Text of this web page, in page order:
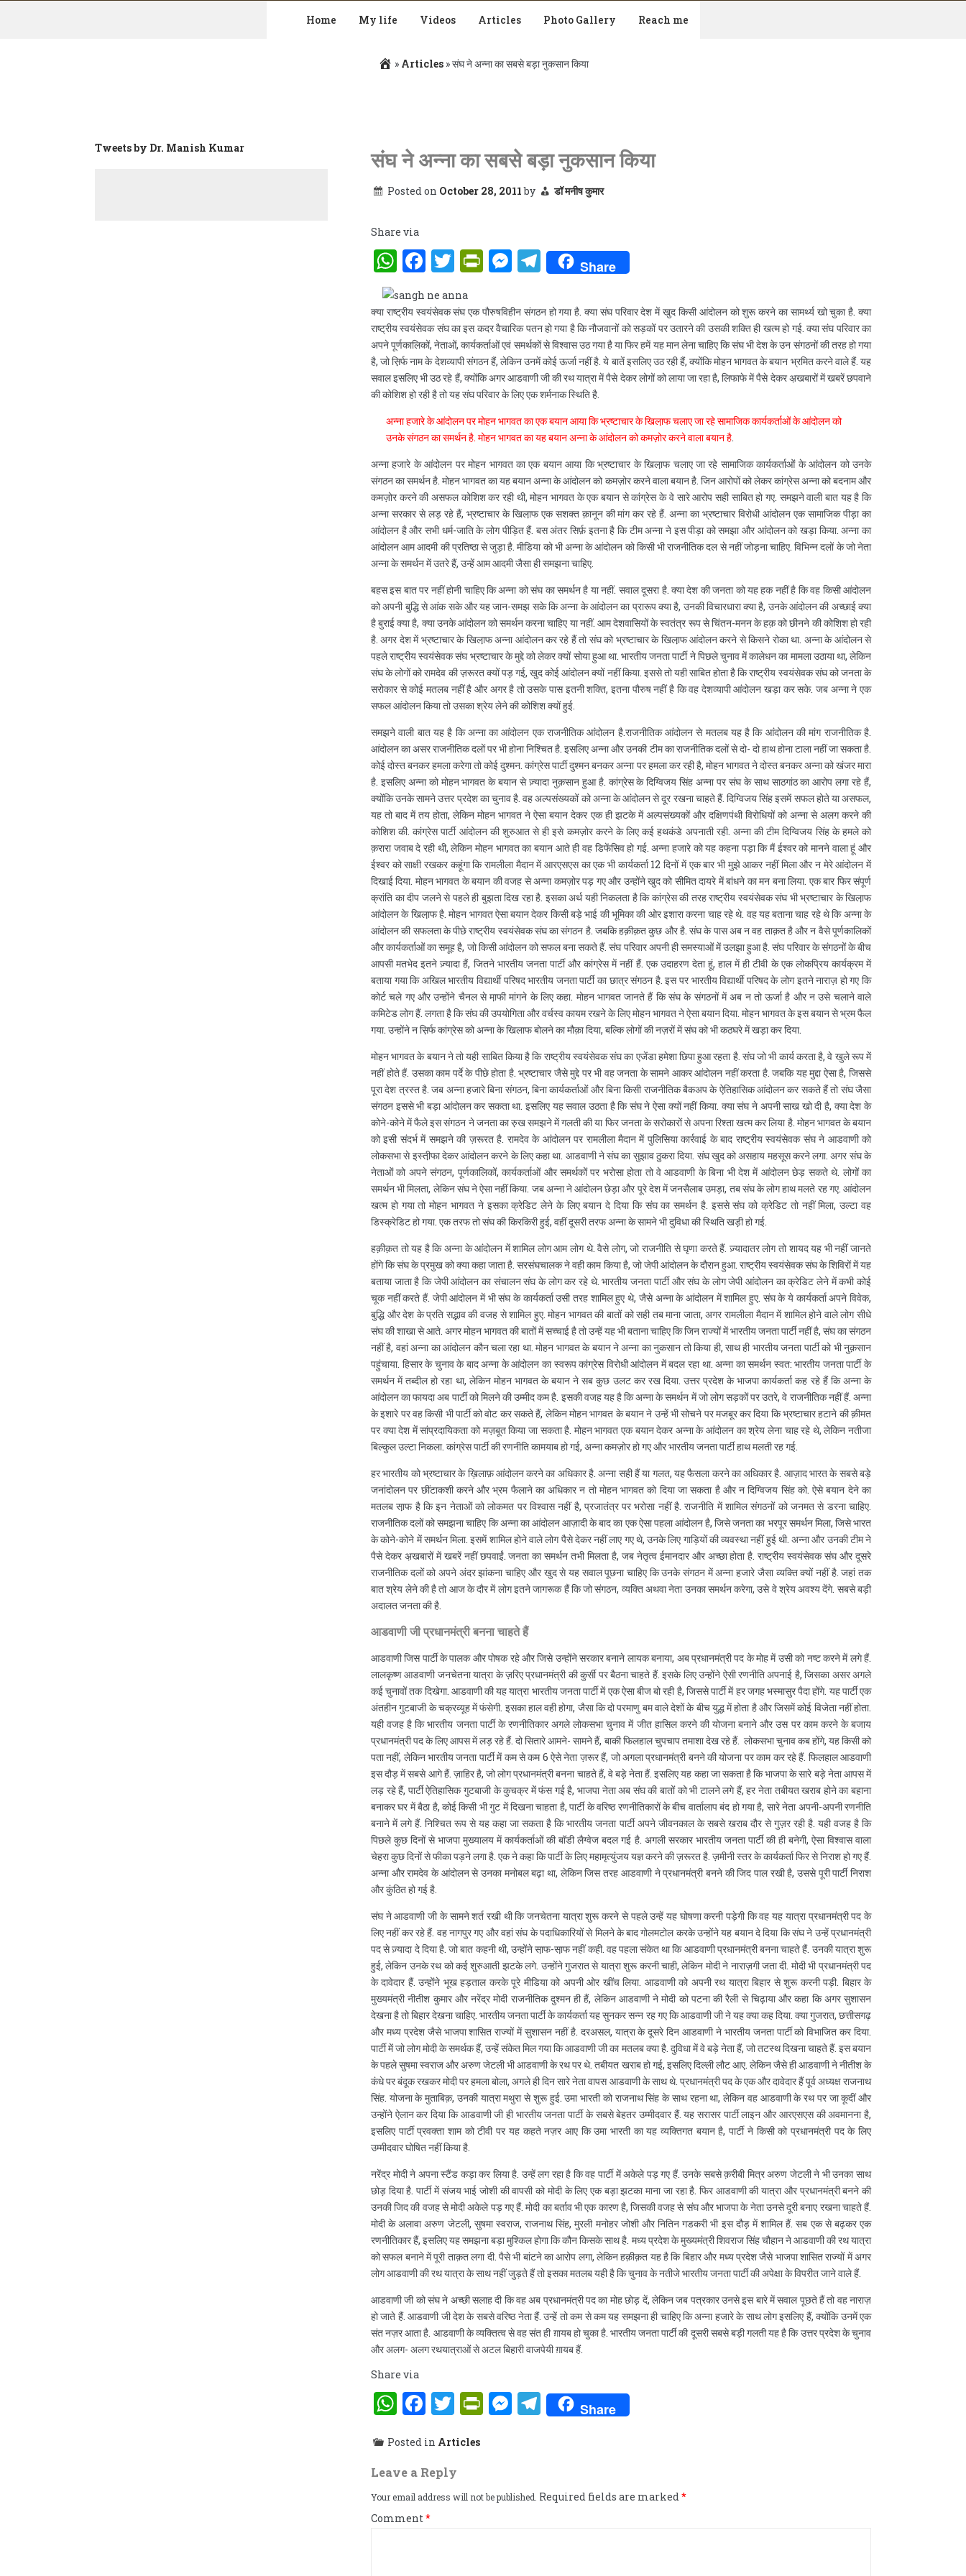
Home My life Videos Articles Photo Gallery Reach me
» Articles»संघ ने अन्ना का सबसे बड़ा नुकसान किया
संघ ने अन्ना का सबसे बड़ा नुकसान किया
Posted on October 28, 2011by डॉ मनीष कुमार
Share via
WhatsApp
Facebook
Twitter
PrintFriendly
Messenger
Telegram
Share
क्या राष्ट्रीय स्वयंसेवक संघ एक पौरुषविहीन संगठन हो गया है. क्या संघ परिवार देश में खुद किसी आंदोलन को शुरू करने का सामर्थ्य खो चुका है. क्या
राष्ट्रीय स्वयंसेवक संघ का इस कदर वैचारिक पतन हो गया है कि नौजवानों को सड़कों पर उतारने की उसकी शक्ति ही खत्म हो गई. क्या संघ परिवार का
अपने पूर्णकालिकों, नेताओं, कार्यकर्ताओं एवं समर्थकों से विश्वास उठ गया है या फिर हमें यह मान लेना चाहिए कि संघ भी देश के उन संगठनों की तरह हो गया
है, जो स़िर्फ नाम के देशव्यापी संगठन हैं, लेकिन उनमें कोई ऊर्जा नहीं है. ये बातें इसलिए उठ रही हैं, क्योंकि मोहन भागवत के बयान भ्रमित करने वाले हैं. यह
सवाल इसलिए भी उठ रहे हैं, क्योंकि अगर आडवाणी जी की रथ यात्रा में पैसे देकर लोगों को लाया जा रहा है, लिफाफे में पैसे देकर अ़खबारों में खबरें छपवाने
की कोशिश हो रही है तो यह संघ परिवार के लिए एक शर्मनाक स्थिति है.
अन्ना हजारे के आंदोलन पर मोहन भागवत का एक बयान आया कि भ्रष्टाचार के खिला़फ चलाए जा रहे सामाजिक कार्यकर्ताओं के आंदोलन को
उनके संगठन का समर्थन है. मोहन भागवत का यह बयान अन्ना के आंदोलन को कमज़ोर करने वाला बयान है.
अन्ना हजारे के आंदोलन पर मोहन भागवत का एक बयान आया कि भ्रष्टाचार के खिला़फ चलाए जा रहे सामाजिक कार्यकर्ताओं के आंदोलन को उनके
संगठन का समर्थन है. मोहन भागवत का यह बयान अन्ना के आंदोलन को कमज़ोर करने वाला बयान है. जिन आरोपों को लेकर कांग्रेस अन्ना को बदनाम और
कमज़ोर करने की असफल कोशिश कर रही थी, मोहन भागवत के एक बयान से कांग्रेस के वे सारे आरोप सही साबित हो गए. समझने वाली बात यह है कि
अन्ना सरकार से लड़ रहे हैं, भ्रष्टाचार के खिला़फ एक सशक्त क़ानून की मांग कर रहे हैं. अन्ना का भ्रष्टाचार विरोधी आंदोलन एक सामाजिक पीड़ा का
आंदोलन है और सभी धर्म-जाति के लोग पीड़ित हैं. बस अंतर सिर्फ़ इतना है कि टीम अन्ना ने इस पीड़ा को समझा और आंदोलन को खड़ा किया. अन्ना का
आंदोलन आम आदमी की प्रतिष्ठा से जुड़ा है. मीडिया को भी अन्ना के आंदोलन को किसी भी राजनीतिक दल से नहीं जोड़ना चाहिए. विभिन्न दलों के जो नेता
अन्ना के समर्थन में उतरे हैं, उन्हें आम आदमी जैसा ही समझना चाहिए.
बहस इस बात पर नहीं होनी चाहिए कि अन्ना को संघ का समर्थन है या नहीं. सवाल दूसरा है. क्या देश की जनता को यह हक नहीं है कि वह किसी आंदोलन
को अपनी बुद्धि से आंक सके और यह जान-समझ सके कि अन्ना के आंदोलन का प्रारूप क्या है, उनकी विचारधारा क्या है, उनके आंदोलन की अच्छाई क्या
है बुराई क्या है, क्या उनके आंदोलन को समर्थन करना चाहिए या नहीं. आम देशवासियों के स्वतंत्र रूप से चिंतन-मनन के हक़ को छीनने की कोशिश हो रही
है. अगर देश में भ्रष्टाचार के खिला़फ अन्ना आंदोलन कर रहे हैं तो संघ को भ्रष्टाचार के खिला़फ आंदोलन करने से किसने रोका था. अन्ना के आंदोलन से
पहले राष्ट्रीय स्वयंसेवक संघ भ्रष्टाचार के मुद्दे को लेकर क्यों सोया हुआ था. भारतीय जनता पार्टी ने पिछले चुनाव में कालेधन का मामला उठाया था, लेकिन
संघ के लोगों को रामदेव की ज़रूरत क्यों पड़ गई, खुद कोई आंदोलन क्यों नहीं किया. इससे तो यही साबित होता है कि राष्ट्रीय स्वयंसेवक संघ को जनता के
सरोकार से कोई मतलब नहीं है और अगर है तो उसके पास इतनी शक्ति, इतना पौरुष नहीं है कि वह देशव्यापी आंदोलन खड़ा कर सके. जब अन्ना ने एक
सफल आंदोलन किया तो उसका श्रेय लेने की कोशिश क्यों हुई.
समझने वाली बात यह है कि अन्ना का आंदोलन एक राजनीतिक आंदोलन है.राजनीतिक आंदोलन से मतलब यह है कि आंदोलन की मांग राजनीतिक है.
आंदोलन का असर राजनीतिक दलों पर भी होना निश्चित है. इसलिए अन्ना और उनकी टीम का राजनीतिक दलों से दो- दो हाथ होना टाला नहीं जा सकता है.
कोई दोस्त बनकर हमला करेगा तो कोई दुश्मन. कांग्रेस पार्टी दुश्मन बनकर अन्ना पर हमला कर रही है, मोहन भागवत ने दोस्त बनकर अन्ना को खंजर मारा
है. इसलिए अन्ना को मोहन भागवत के बयान से ज़्यादा नुक़सान हुआ है. कांग्रेस के दिग्विजय सिंह अन्ना पर संघ के साथ साठगांठ का आरोप लगा रहे हैं,
क्योंकि उनके सामने उत्तर प्रदेश का चुनाव है. वह अल्पसंख्यकों को अन्ना के आंदोलन से दूर रखना चाहते हैं. दिग्विजय सिंह इसमें सफल होते या असफल,
यह तो बाद में तय होता, लेकिन मोहन भागवत ने ऐसा बयान देकर एक ही झटके में अल्पसंख्यकों और दक्षिणपंथी विरोधियों को अन्ना से अलग करने की
कोशिश की. कांग्रेस पार्टी आंदोलन की शुरुआत से ही इसे कमज़ोर करने के लिए कई हथकंडे अपनाती रही. अन्ना की टीम दिग्विजय सिंह के हमले को
क़रारा जवाब दे रही थी, लेकिन मोहन भागवत का बयान आते ही वह डिफेंसिव हो गई. अन्ना हजारे को यह कहना पड़ा कि मैं ईश्वर को मानने वाला हूं और
ईश्वर को साक्षी रखकर कहूंगा कि रामलीला मैदान में आरएसएस का एक भी कार्यकर्ता 12 दिनों में एक बार भी मुझे आकर नहीं मिला और न मेरे आंदोलन में
दिखाई दिया. मोहन भागवत के बयान की वजह से अन्ना कमज़ोर पड़ गए और उन्होंने खुद को सीमित दायरे में बांधने का मन बना लिया. एक बार फिर संपूर्ण
क्रांति का दीप जलने से पहले ही बुझता दिख रहा है. इसका अर्थ यही निकलता है कि कांग्रेस की तरह राष्ट्रीय स्वयंसेवक संघ भी भ्रष्टाचार के खिला़फ
आंदोलन के खिला़फ है. मोहन भागवत ऐसा बयान देकर किसी बड़े भाई की भूमिका की ओर इशारा करना चाह रहे थे. वह यह बताना चाह रहे थे कि अन्ना के
आंदोलन की सफलता के पीछे राष्ट्रीय स्वयंसेवक संघ का संगठन है. जबकि हक़ीक़त कुछ और है. संघ के पास अब न वह ताक़त है और न वैसे पूर्णकालिकों
और कार्यकर्ताओं का समूह है, जो किसी आंदोलन को सफल बना सकते हैं. संघ परिवार अपनी ही समस्याओं में उलझा हुआ है. संघ परिवार के संगठनों के बीच
आपसी मतभेद इतने ज़्यादा हैं, जितने भारतीय जनता पार्टी और कांग्रेस में नहीं हैं. एक उदाहरण देता हूं, हाल में ही टीवी के एक लोकप्रिय कार्यक्रम में
बताया गया कि अखिल भारतीय विद्यार्थी परिषद भारतीय जनता पार्टी का छात्र संगठन है. इस पर भारतीय विद्यार्थी परिषद के लोग इतने नाराज़ हो गए कि
कोर्ट चले गए और उन्होंने चैनल से मा़फी मांगने के लिए कहा. मोहन भागवत जानते हैं कि संघ के संगठनों में अब न तो ऊर्जा है और न उसे चलाने वाले
कमिटेड लोग हैं. लगता है कि संघ की उपयोगिता और वर्चस्व कायम रखने के लिए मोहन भागवत ने ऐसा बयान दिया. मोहन भागवत के इस बयान से भ्रम फैल
गया. उन्होंने न स़िर्फ कांग्रेस को अन्ना के खिलाफ बोलने का मौक़ा दिया, बल्कि लोगों की नज़रों में संघ को भी कठघरे में खड़ा कर दिया.
मोहन भागवत के बयान ने तो यही साबित किया है कि राष्ट्रीय स्वयंसेवक संघ का एजेंडा हमेशा छिपा हुआ रहता है. संघ जो भी कार्य करता है, वे खुले रूप में
नहीं होते हैं. उसका काम पर्दे के पीछे होता है. भ्रष्टाचार जैसे मुद्दे पर भी वह जनता के सामने आकर आंदोलन नहीं करता है. जबकि यह मुद्दा ऐसा है, जिससे
पूरा देश त्रस्त है. जब अन्ना हजारे बिना संगठन, बिना कार्यकर्ताओं और बिना किसी राजनीतिक बैकअप के ऐतिहासिक आंदोलन कर सकते हैं तो संघ जैसा
संगठन इससे भी बड़ा आंदोलन कर सकता था. इसलिए यह सवाल उठता है कि संघ ने ऐसा क्यों नहीं किया. क्या संघ ने अपनी साख खो दी है, क्या देश के
कोने-कोने में फैले इस संगठन ने जनता का रु़ख समझने में गलती की या फिर जनता के सरोकारों से अपना रिश्ता खत्म कर लिया है. मोहन भागवत के बयान
को इसी संदर्भ में समझने की ज़रूरत है. रामदेव के आंदोलन पर रामलीला मैदान में पुलिसिया कार्रवाई के बाद राष्ट्रीय स्वयंसेवक संघ ने आडवाणी को
लोकसभा से इस्ती़फा देकर आंदोलन करने के लिए कहा था. आडवाणी ने संघ का सुझाव ठुकरा दिया. संघ खुद को असहाय महसूस करने लगा. अगर संघ के
नेताओं को अपने संगठन, पूर्णकालिकों, कार्यकर्ताओं और समर्थकों पर भरोसा होता तो वे आडवाणी के बिना भी देश में आंदोलन छेड़ सकते थे. लोगों का
समर्थन भी मिलता, लेकिन संघ ने ऐसा नहीं किया. जब अन्ना ने आंदोलन छेड़ा और पूरे देश में जनसैलाब उमड़ा, तब संघ के लोग हाथ मलते रह गए. आंदोलन
खत्म हो गया तो मोहन भागवत ने इसका क्रेडिट लेने के लिए बयान दे दिया कि संघ का समर्थन है. इससे संघ को क्रेडिट तो नहीं मिला, उल्टा वह
डिस्क्रेडिट हो गया. एक तरफ तो संघ की किरकिरी हुई, वहीं दूसरी तरफ अन्ना के सामने भी दुविधा की स्थिति खड़ी हो गई.
हक़ीक़त तो यह है कि अन्ना के आंदोलन में शामिल लोग आम लोग थे. वैसे लोग, जो राजनीति से घृणा करते हैं. ज़्यादातर लोग तो शायद यह भी नहीं जानते
होंगे कि संघ के प्रमुख को क्या कहा जाता है. सरसंघचालक ने वही काम किया है, जो जेपी आंदोलन के दौरान हुआ. राष्ट्रीय स्वयंसेवक संघ के शिविरों में यह
बताया जाता है कि जेपी आंदोलन का संचालन संघ के लोग कर रहे थे. भारतीय जनता पार्टी और संघ के लोग जेपी आंदोलन का क्रेडिट लेने में कभी कोई
चूक नहीं करते हैं. जेपी आंदोलन में भी संघ के कार्यकर्ता उसी तरह शामिल हुए थे, जैसे अन्ना के आंदोलन में शामिल हुए. संघ के ये कार्यकर्ता अपने विवेक,
बुद्धि और देश के प्रति सद्भाव की वजह से शामिल हुए. मोहन भागवत की बातों को सही तब माना जाता, अगर रामलीला मैदान में शामिल होने वाले लोग सीधे
संघ की शाखा से आते. अगर मोहन भागवत की बातों में सच्चाई है तो उन्हें यह भी बताना चाहिए कि जिन राज्यों में भारतीय जनता पार्टी नहीं है, संघ का संगठन
नहीं है, वहां अन्ना का आंदोलन कौन चला रहा था. मोहन भागवत के बयान ने अन्ना का नुकसान तो किया ही, साथ ही भारतीय जनता पार्टी को भी नुक़सान
पहुंचाया. हिसार के चुनाव के बाद अन्ना के आंदोलन का स्वरूप कांग्रेस विरोधी आंदोलन में बदल रहा था. अन्ना का समर्थन स्वत: भारतीय जनता पार्टी के
समर्थन में तब्दील हो रहा था, लेकिन मोहन भागवत के बयान ने सब कुछ उलट कर रख दिया. उत्तर प्रदेश के भाजपा कार्यकर्ता कह रहे हैं कि अन्ना के
आंदोलन का फायदा अब पार्टी को मिलने की उम्मीद कम है. इसकी वजह यह है कि अन्ना के समर्थन में जो लोग सड़कों पर उतरे, वे राजनीतिक नहीं हैं. अन्ना
के इशारे पर वह किसी भी पार्टी को वोट कर सकते हैं, लेकिन मोहन भागवत के बयान ने उन्हें भी सोचने पर मजबूर कर दिया कि भ्रष्टाचार हटाने की क़ीमत
पर क्या देश में सांप्रदायिकता को मज़बूत किया जा सकता है. मोहन भागवत एक बयान देकर अन्ना के आंदोलन का श्रेय लेना चाह रहे थे, लेकिन नतीजा
बिल्कुल उल्टा निकला. कांग्रेस पार्टी की रणनीति कामयाब हो गई, अन्ना कमज़ोर हो गए और भारतीय जनता पार्टी हाथ मलती रह गई.
हर भारतीय को भ्रष्टाचार के ख़िलाफ़ आंदोलन करने का अधिकार है. अन्ना सही हैं या गलत, यह फैसला करने का अधिकार है. आज़ाद भारत के सबसे बड़े
जनांदोलन पर छींटाकशी करने और भ्रम फैलाने का अधिकार न तो मोहन भागवत को दिया जा सकता है और न दिग्विजय सिंह को. ऐसे बयान देने का
मतलब सा़फ है कि इन नेताओं को लोकमत पर विश्वास नहीं है, प्रजातंत्र पर भरोसा नहीं है. राजनीति में शामिल संगठनों को जनमत से डरना चाहिए.
राजनीतिक दलों को समझना चाहिए कि अन्ना का आंदोलन आज़ादी के बाद का एक ऐसा पहला आंदोलन है, जिसे जनता का भरपूर समर्थन मिला, जिसे भारत
के कोने-कोने में समर्थन मिला. इसमें शामिल होने वाले लोग पैसे देकर नहीं लाए गए थे, उनके लिए गाड़ियों की व्यवस्था नहीं हुई थी. अन्ना और उनकी टीम ने
पैसे देकर अ़खबारों में खबरें नहीं छपवाईं. जनता का समर्थन तभी मिलता है, जब नेतृत्व ईमानदार और अच्छा होता है. राष्ट्रीय स्वयंसेवक संघ और दूसरे
राजनीतिक दलों को अपने अंदर झांकना चाहिए और खुद से यह सवाल पूछना चाहिए कि उनके संगठन में अन्ना हजारे जैसा व्यक्ति क्यों नहीं है. जहां तक
बात श्रेय लेने की है तो आज के दौर में लोग इतने जागरूक हैं कि जो संगठन, व्यक्ति अथवा नेता उनका समर्थन करेगा, उसे वे श्रेय अवश्य देंगे. सबसे बड़ी
अदालत जनता की है.
आडवाणी जी प्रधानमंत्री बनना चाहते हैं
आडवाणी जिस पार्टी के पालक और पोषक रहे और जिसे उन्होंने सरकार बनाने लायक बनाया, अब प्रधानमंत्री पद के मोह में उसी को नष्ट करने में लगे हैं.
लालकृष्ण आडवाणी जनचेतना यात्रा के ज़रिए प्रधानमंत्री की कुर्सी पर बैठना चाहते हैं. इसके लिए उन्होंने ऐसी रणनीति अपनाई है, जिसका असर अगले
कई चुनावों तक दिखेगा. आडवाणी की यह यात्रा भारतीय जनता पार्टी में एक ऐसा बीज बो रही है, जिससे पार्टी में हर जगह भस्मासुर पैदा होंगे. यह पार्टी एक
अंतहीन गुटबाजी के चक्रव्यूह में फंसेगी. इसका हाल वही होगा, जैसा कि दो परमाणु बम वाले देशों के बीच युद्ध में होता है और जिसमें कोई विजेता नहीं होता.
यही वजह है कि भारतीय जनता पार्टी के रणनीतिकार अगले लोकसभा चुनाव में जीत हासिल करने की योजना बनाने और उस पर काम करने के बजाय
प्रधानमंत्री पद के लिए आपस में लड़ रहे हैं. दो सितारे आमने- सामने हैं, बाकी फिलहाल चुपचाप तमाशा देख रहे हैं. लोकसभा चुनाव कब होंगे, यह किसी को
पता नहीं, लेकिन भारतीय जनता पार्टी में कम से कम 6 ऐसे नेता ज़रूर हैं, जो अगला प्रधानमंत्री बनने की योजना पर काम कर रहे हैं. फिलहाल आडवाणी
इस दौड़ में सबसे आगे हैं. ज़ाहिर है, जो लोग प्रधानमंत्री बनना चाहते हैं, वे बड़े नेता हैं. इसलिए यह कहा जा सकता है कि भाजपा के सारे बड़े नेता आपस में
लड़ रहे हैं, पार्टी ऐतिहासिक गुटबाजी के कुचक्र में फंस गई है, भाजपा नेता अब संघ की बातों को भी टालने लगे हैं, हर नेता तबीयत खराब होने का बहाना
बनाकर घर में बैठा है, कोई किसी भी गुट में दिखना चाहता है, पार्टी के वरिष्ठ रणनीतिकारों के बीच वार्तालाप बंद हो गया है, सारे नेता अपनी-अपनी रणनीति
बनाने में लगे हैं. निश्चित रूप से यह कहा जा सकता है कि भारतीय जनता पार्टी अपने जीवनकाल के सबसे खराब दौर से गुज़र रही है. यही वजह है कि
पिछले कुछ दिनों से भाजपा मुख्यालय में कार्यकर्ताओं की बॉडी लैग्वेज बदल गई है. अगली सरकार भारतीय जनता पार्टी की ही बनेगी, ऐसा विश्वास वाला
चेहरा कुछ दिनों से फीका पड़ने लगा है. एक ने कहा कि पार्टी के लिए महामृत्युंजय यज्ञ करने की ज़रूरत है. ज़मीनी स्तर के कार्यकर्ता फिर से निराश हो गए हैं.
अन्ना और रामदेव के आंदोलन से उनका मनोबल बढ़ा था, लेकिन जिस तरह आडवाणी ने प्रधानमंत्री बनने की जिद पाल रखी है, उससे पूरी पार्टी निराश
और कुंठित हो गई है.
संघ ने आडवाणी जी के सामने शर्त रखी थी कि जनचेतना यात्रा शुरू करने से पहले उन्हें यह घोषणा करनी पड़ेगी कि वह यह यात्रा प्रधानमंत्री पद के
लिए नहीं कर रहे हैं. वह नागपुर गए और वहां संघ के पदाधिकारियों से मिलने के बाद गोलमटोल करके उन्होंने यह बयान दे दिया कि संघ ने उन्हें प्रधानमंत्री
पद से ज़्यादा दे दिया है. जो बात कहनी थी, उन्होंने सा़फ-सा़फ नहीं कही. वह पहला संकेत था कि आडवाणी प्रधानमंत्री बनना चाहते हैं. उनकी यात्रा शुरू
हुई, लेकिन उनके रथ को कई शुरुआती झटके लगे. उन्होंने गुजरात से यात्रा शुरू करनी चाही, लेकिन मोदी ने नाराज़गी जता दी. मोदी भी प्रधानमंत्री पद
के दावेदार हैं. उन्होंने भूख हड़ताल करके पूरे मीडिया को अपनी ओर खींच लिया. आडवाणी को अपनी रथ यात्रा बिहार से शुरू करनी पड़ी. बिहार के
मुख्यमंत्री नीतीश कुमार और नरेंद्र मोदी राजनीतिक दुश्मन ही हैं, लेकिन आडवाणी ने मोदी को पटना की रैली से चिढ़ाया और कहा कि अगर सुशासन
देखना है तो बिहार देखना चाहिए. भारतीय जनता पार्टी के कार्यकर्ता यह सुनकर सन्न रह गए कि आडवाणी जी ने यह क्या कह दिया. क्या गुजरात, छत्तीसगढ़
और मध्य प्रदेश जैसे भाजपा शासित राज्यों में सुशासन नहीं है. दरअसल, यात्रा के दूसरे दिन आडवाणी ने भारतीय जनता पार्टी को विभाजित कर दिया.
पार्टी में जो लोग मोदी के समर्थक हैं, उन्हें संकेत मिल गया कि आडवाणी जी का मतलब क्या है. दुविधा में वे बड़े नेता हैं, जो तटस्थ दिखना चाहते हैं. इस बयान
के पहले सुषमा स्वराज और अरुण जेटली भी आडवाणी के रथ पर थे. तबीयत खराब हो गई, इसलिए दिल्ली लौट आए. लेकिन जैसे ही आडवाणी ने नीतीश के
कंधे पर बंदूक रखकर मोदी पर हमला बोला, अगले ही दिन सारे नेता वापस आडवाणी के साथ थे. प्रधानमंत्री पद के एक और दावेदार हैं पूर्व अध्यक्ष राजनाथ
सिंह. योजना के मुताबिक़, उनकी यात्रा मथुरा से शुरू हुई. उमा भारती को राजनाथ सिंह के साथ रहना था, लेकिन वह आडवाणी के रथ पर जा कूदीं और
उन्होंने ऐलान कर दिया कि आडवाणी जी ही भारतीय जनता पार्टी के सबसे बेहतर उम्मीदवार हैं. यह सरासर पार्टी लाइन और आरएसएस की अवमानना है,
इसलिए पार्टी प्रवक्ता शाम को टीवी पर यह कहते नज़र आए कि उमा भारती का यह व्यक्तिगत बयान है, पार्टी ने किसी को प्रधानमंत्री पद के लिए
उम्मीदवार घोषित नहीं किया है.
नरेंद्र मोदी ने अपना स्टैंड कड़ा कर लिया है. उन्हें लग रहा है कि वह पार्टी में अकेले पड़ गए हैं. उनके सबसे क़रीबी मित्र अरुण जेटली ने भी उनका साथ
छोड़ दिया है. पार्टी में संजय भाई जोशी की वापसी को मोदी के लिए एक बड़ा झटका माना जा रहा है. फिर आडवाणी की यात्रा और प्रधानमंत्री बनने की
उनकी जिद की वजह से मोदी अकेले पड़ गए हैं. मोदी का बर्ताव भी एक कारण है, जिसकी वजह से संघ और भाजपा के नेता उनसे दूरी बनाए रखना चाहते हैं.
मोदी के अलावा अरुण जेटली, सुषमा स्वराज, राजनाथ सिंह, मुरली मनोहर जोशी और नितिन गडकरी भी इस दौड़ में शामिल हैं. सब एक से बढ़कर एक
रणनीतिकार हैं, इसलिए यह समझना बड़ा मुश्किल होगा कि कौन किसके साथ है. मध्य प्रदेश के मुख्यमंत्री शिवराज सिंह चौहान ने आडवाणी की रथ यात्रा
को सफल बनाने में पूरी ताक़त लगा दी. पैसे भी बांटने का आरोप लगा, लेकिन हक़ीक़त यह है कि बिहार और मध्य प्रदेश जैसे भाजपा शासित राज्यों में अगर
लोग आडवाणी की रथ यात्रा के साथ नहीं जुड़ते हैं तो इसका मतलब यही है कि चुनाव के नतीजे भारतीय जनता पार्टी की अपेक्षा के विपरीत जाने वाले हैं.
आडवाणी जी को संघ ने अच्छी सलाह दी कि वह अब प्रधानमंत्री पद का मोह छोड़ दें, लेकिन जब पत्रकार उनसे इस बारे में सवाल पूछते हैं तो वह नाराज़
हो जाते हैं. आडवाणी जी देश के सबसे वरिष्ठ नेता हैं. उन्हें तो कम से कम यह समझना ही चाहिए कि अन्ना हजारे के साथ लोग इसलिए हैं, क्योंकि उनमें एक
संत नज़र आता है. आडवाणी के व्यक्तित्व से वह संत ही ग़ायब हो चुका है. भारतीय जनता पार्टी की दूसरी सबसे बड़ी गलती यह है कि उत्तर प्रदेश के चुनाव
और अलग- अलग रथयात्राओं से अटल बिहारी वाजपेयी ग़ायब हैं.
Share via
WhatsApp
Facebook
Twitter
PrintFriendly
Messenger
Telegram
Share
Posted in Articles
Leave a Reply
Your email address will not be published. Required fields are marked *
Comment *
Tweets by Dr. Manish Kumar